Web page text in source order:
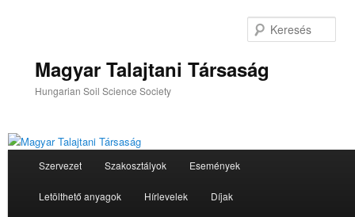
Magyar Talajtani Társaság
Hungarian Soil Science Society
Szervezet Szakosztályok Események
Letölthető anyagok Hírlevelek Díjak